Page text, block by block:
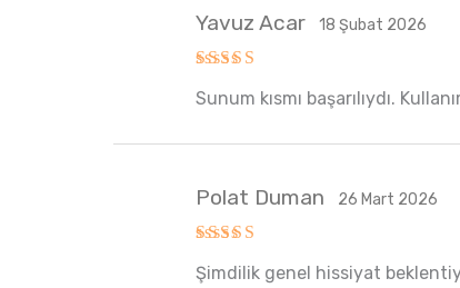
5oy aldı
Yavuz Acar 18 Şubat 2026
Sunum kısmı başarılıydı.
5oy aldı
Polat Duman 26 Mart 2026
Şimdilik genel hissiyat beklentiyi